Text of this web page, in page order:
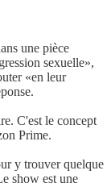
une pièce
sexuelle»,
«en leur
C'est le concept
Prime.
y trouver quelque
show est une